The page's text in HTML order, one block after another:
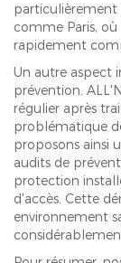
particulièrement
comme Paris,
rapidement
Un autre aspect
prévention.
régulier après
problématique
proposons ainsi
audits de
protection
d'accès. Cette
environnement